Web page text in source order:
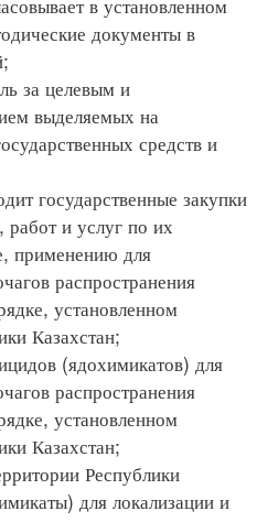
документы в
за целевым и
выделяемых на
средств и
государственные закупки
работ и услуг по их
применению для
распространения
установленном
Казахстан;
(ядохимикатов) для
распространения
установленном
Казахстан;
Республики
для локализации и